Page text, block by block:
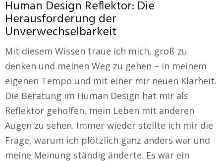
Human Design Reflektor: Die
Herausforderung der
Unverwechselbarkeit
Mit diesem Wissen traue ich mich, groß zu
denken und meinen Weg zu gehen – in meinem
eigenen Tempo und mit einer mir neuen Klarheit.
Die Beratung im Human Design hat mir als
Reflektor geholfen, mein Leben mit anderen
Augen zu sehen. Immer wieder stellte ich mir die
Frage, warum ich plötzlich ganz anders war und
meine Meinung ständig änderte. Es war ein